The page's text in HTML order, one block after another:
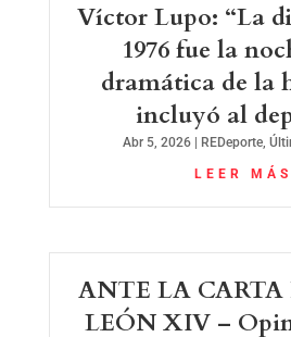
Víctor Lupo: “La
1976 fue la
dramática de la
incluyó al
Abr 5, 2026| REDeporte,
LEER MÁS
ANTE LA CARTA
LEÓN XIV –